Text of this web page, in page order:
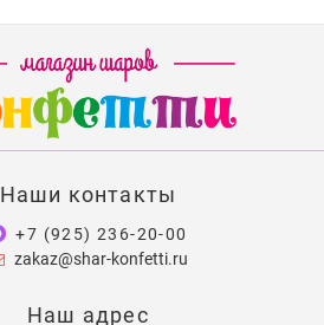
Наши контакты
+7 (925) 236-20-00
zakaz@shar-konfetti.ru
Наш адрес